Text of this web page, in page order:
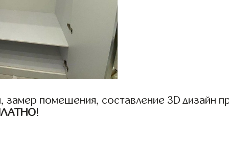
помещения, составление 3D дизайн
!